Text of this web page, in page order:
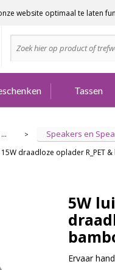
Advies nodig?
Tassen
... > Speakers en
draadloze oplader R_PET
5W
Ervaar
website optimaal te laten